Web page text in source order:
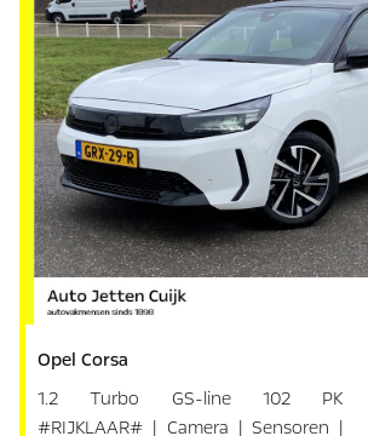
Opel Corsa
1.2 Turbo GS-line 102 PK
#RIJKLAAR# | Camera | Sensoren |